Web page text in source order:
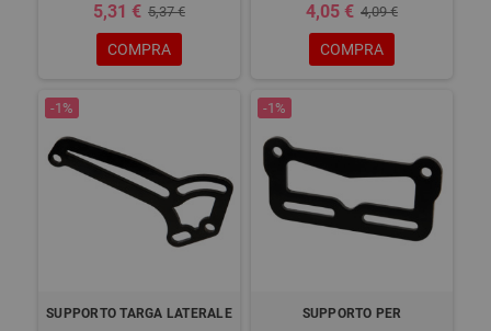
5,31 € 5,37 €
COMPRA
4,05 € 4,09 €
COMPRA
-1%
SUPPORTO TARGA LATERALE
-1%
SUPPORTO PER